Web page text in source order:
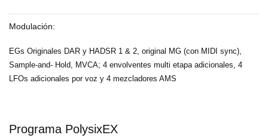
Modulación:
EGs Originales DAR y HADSR 1 & 2, original MG (con MIDI sync),
Sample-and- Hold, MVCA; 4 envolventes multi etapa adicionales, 4
LFOs adicionales por voz y 4 mezcladores AMS
Programa PolysixEX